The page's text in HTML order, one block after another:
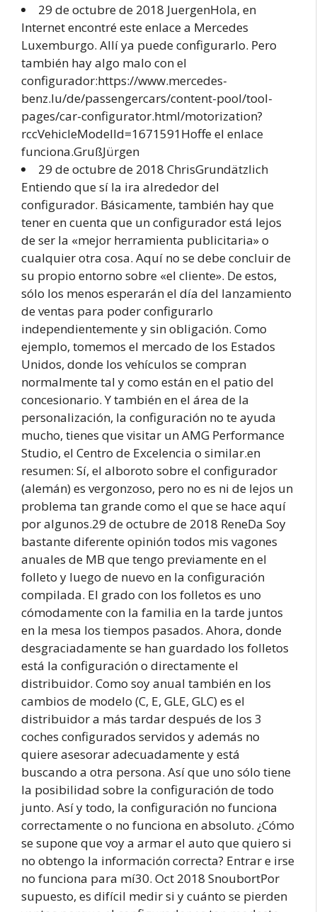
29 de octubre de 2018 JuergenHola, en
Internet encontré este enlace a Mercedes
Luxemburgo. Allí ya puede configurarlo. Pero
también hay algo malo con el
configurador:https://www.mercedes-
benz.lu/de/passengercars/content-pool/tool-
pages/car-configurator.html/motorization?
rccVehicleModelId=1671591Hoffe el enlace
funciona.GrußJürgen
29 de octubre de 2018 ChrisGrundätzlich
Entiendo que sí la ira alrededor del
configurador. Básicamente, también hay que
tener en cuenta que un configurador está lejos
de ser la «mejor herramienta publicitaria» o
cualquier otra cosa. Aquí no se debe concluir de
su propio entorno sobre «el cliente». De estos,
sólo los menos esperarán el día del lanzamiento
de ventas para poder configurarlo
independientemente y sin obligación. Como
ejemplo, tomemos el mercado de los Estados
Unidos, donde los vehículos se compran
normalmente tal y como están en el patio del
concesionario. Y también en el área de la
personalización, la configuración no te ayuda
mucho, tienes que visitar un AMG Performance
Studio, el Centro de Excelencia o similar.en
resumen: Sí, el alboroto sobre el configurador
(alemán) es vergonzoso, pero no es ni de lejos un
problema tan grande como el que se hace aquí
por algunos.29 de octubre de 2018 ReneDa Soy
bastante diferente opinión todos mis vagones
anuales de MB que tengo previamente en el
folleto y luego de nuevo en la configuración
compilada. El grado con los folletos es uno
cómodamente con la familia en la tarde juntos
en la mesa los tiempos pasados. Ahora, donde
desgraciadamente se han guardado los folletos
está la configuración o directamente el
distribuidor. Como soy anual también en los
cambios de modelo (C, E, GLE, GLC) es el
distribuidor a más tardar después de los 3
coches configurados servidos y además no
quiere asesorar adecuadamente y está
buscando a otra persona. Así que uno sólo tiene
la posibilidad sobre la configuración de todo
junto. Así y todo, la configuración no funciona
correctamente o no funciona en absoluto. ¿Cómo
se supone que voy a armar el auto que quiero si
no obtengo la información correcta? Entrar e irse
no funciona para mí30. Oct 2018 SnoubortPor
supuesto, es difícil medir si y cuánto se pierden